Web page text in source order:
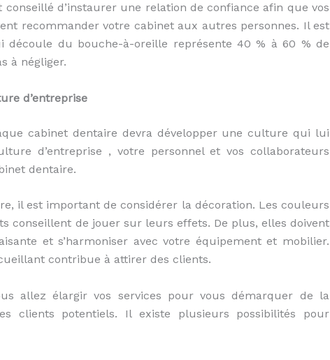
conseillé d’instaurer une relation de confiance afin que vos
recommander votre cabinet aux autres personnes. Il est
du bouche-à-oreille représente 40 % à 60 % de
à négliger.
d’entreprise
cabinet dentaire devra développer une culture qui lui
d’entreprise , votre personnel et vos collaborateurs
dentaire.
il est important de considérer la décoration. Les couleurs
conseillent de jouer sur leurs effets. De plus, elles doivent
et s’harmoniser avec votre équipement et mobilier.
contribue à attirer des clients.
allez élargir vos services pour vous démarquer de la
clients potentiels. Il existe plusieurs possibilités pour